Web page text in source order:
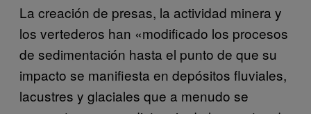
La creación de presas, la actividad minera y
los vertederos han «modificado los procesos
de sedimentación hasta el punto de que su
impacto se manifiesta en depósitos fluviales,
lacustres y glaciales que a menudo se